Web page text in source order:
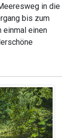
in die
bis zum
einmal einen